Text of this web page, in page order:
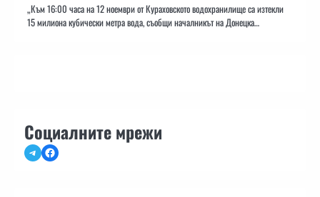
„Към 16:00 часа на 12 ноември от Кураховското водохранилище са изтекли
15 милиона кубически метра вода, съобщи началникът на Донецка…
Социалните мрежи
TelegramFacebook